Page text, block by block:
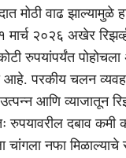
मोठी वाढ झाल्यामुळे
मार्च २०२६ अखेर
रुपयांपर्यंत पोहोचला
आहे. परकीय चलन
आणि व्याजातून
रुपयावरील दबाव कमी
चांगला नफा